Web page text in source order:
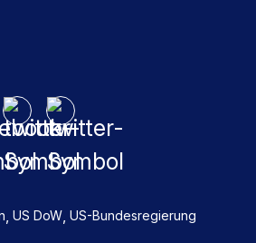
, US DoW, US-Bundesregierung